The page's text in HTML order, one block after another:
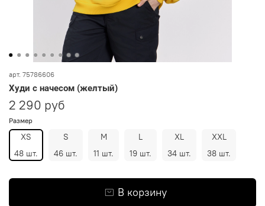
арт. 75786606
Худи с начесом (желтый)
2 290 руб
Размер
XS
48 шт.
S
46 шт.
M
11 шт.
L
19 шт.
XL
34 шт.
XXL
38 шт.
В корзину